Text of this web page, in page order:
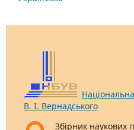
В. І. Вернадського
Збірник наукових